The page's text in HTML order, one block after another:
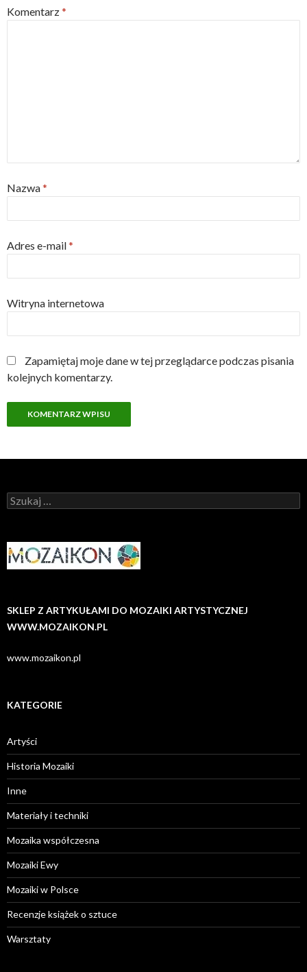
Komentarz*
Nazwa*
Adres e-mail*
Witryna internetowa
Zapamiętaj moje dane w tej przeglądarce podczas pisania
kolejnych komentarzy.
Szukaj:
SKLEP Z ARTYKUŁAMI DO MOZAIKI ARTYSTYCZNEJ
WWW.MOZAIKON.PL
www.mozaikon.pl
KATEGORIE
Artyści
Historia Mozaiki
Inne
Materiały i techniki
Mozaika współczesna
Mozaiki Ewy
Mozaiki w Polsce
Recenzje książek o sztuce
Warsztaty